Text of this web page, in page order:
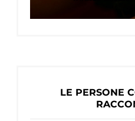
LE PERSONE